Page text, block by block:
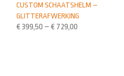
CUSTOM SCHAATSHELM –
GLITTERAFWERKING
€ 399,50 – € 729,00